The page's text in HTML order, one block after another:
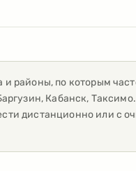
и районы, по которым
Кабанск, Таксимо
дистанционно или с